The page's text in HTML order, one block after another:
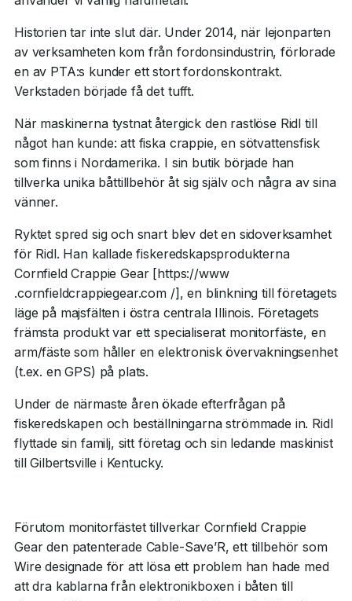
Historien tar inte slut där. Under 2014, när lejonparten
av verksamheten kom från fordonsindustrin, förlorade
en av PTA:s kunder ett stort fordonskontrakt.
Verkstaden började få det tufft.
När maskinerna tystnat återgick den rastlöse Ridl till
något han kunde: att fiska crappie, en sötvattensfisk
som finns i Nordamerika. I sin butik började han
tillverka unika båttillbehör åt sig själv och några av sina
vänner.
Ryktet spred sig och snart blev det en sidoverksamhet
för Ridl. Han kallade fiskeredskapsprodukterna
Cornfield Crappie Gear [https://www
.cornfieldcrappiegear.com /], en blinkning till företagets
läge på majsfälten i östra centrala Illinois. Företagets
främsta produkt var ett specialiserat monitorfäste, en
arm/fäste som håller en elektronisk övervakningsenhet
(t.ex. en GPS) på plats.
Under de närmaste åren ökade efterfrågan på
fiskeredskapen och beställningarna strömmade in. Ridl
flyttade sin familj, sitt företag och sin ledande maskinist
till Gilbertsville i Kentucky.
Förutom monitorfästet tillverkar Cornfield Crappie
Gear den patenterade Cable-Save’R, ett tillbehör som
Wire designade för att lösa ett problem han hade med
att dra kablarna från elektronikboxen i båten till